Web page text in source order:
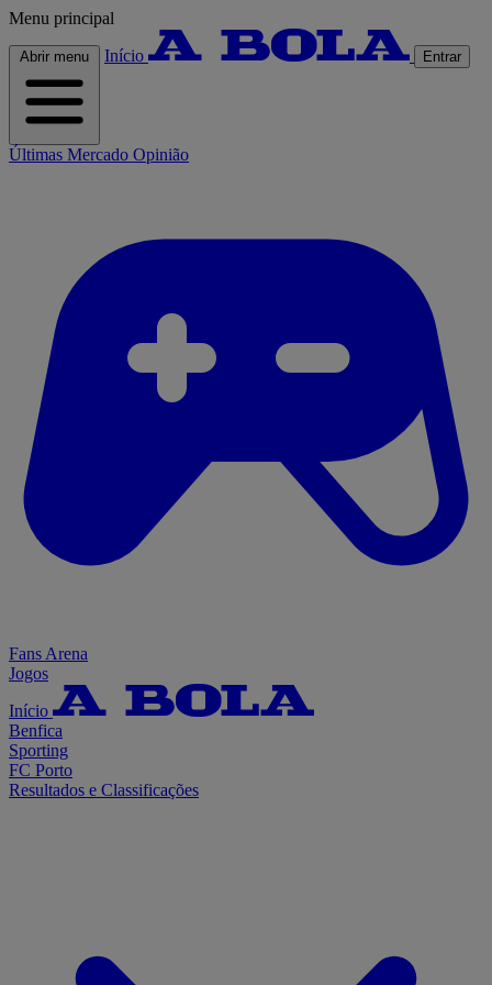
Menu principal
Abrir menu Início Entrar
Últimas Mercado Opinião
Fans Arena
Jogos
Início
Benfica
Sporting
FC Porto
Resultados e Classificações